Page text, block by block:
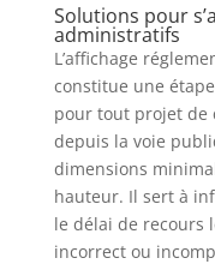
Solutions pour
administratifs
L’affichage
constitue une
pour tout projet de
depuis la voie
dimensions
hauteur. Il sert à
le délai de recours
incorrect ou